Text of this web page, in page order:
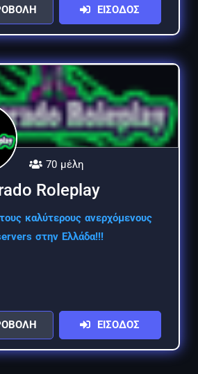
ΕΙΣΟΔΟΣ
70 μέλη
Roleplay
καλύτερους ανερχόμενους
στην Ελλάδα!!!
ΕΙΣΟΔΟΣ